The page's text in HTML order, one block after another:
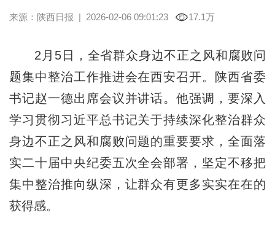
来源： 陕西日报 | 2026-02-06 09:01:23 17.1万
2月5日，全省群众身边不正之风和腐败问
题集中整治工作推进会在西安召开。陕西省委
书记赵一德出席会议并讲话。他强调，要深入
学习贯彻习近平总书记关于持续深化整治群众
身边不正之风和腐败问题的重要要求，全面落
实二十届中央纪委五次全会部署，坚定不移把
集中整治推向纵深，让群众有更多实实在在的
获得感。